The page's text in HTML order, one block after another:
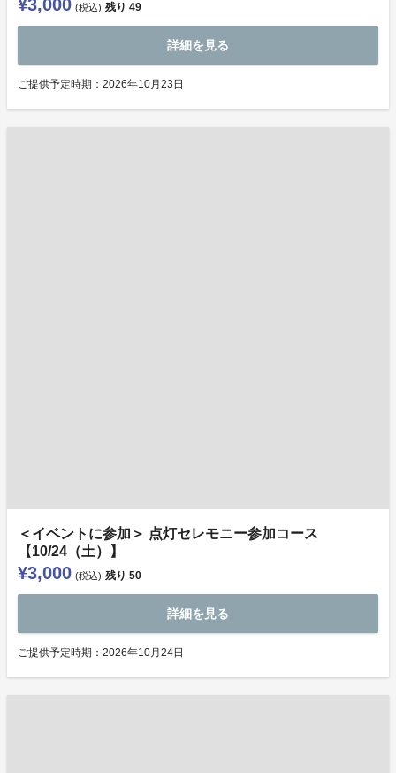
¥3,000 (税込) 残り 49
詳細を見る
ご提供予定時期：2026年10月23日
＜イベントに参加＞ 点灯セレモニー参加コース
【10/24（土）】
¥3,000 (税込) 残り 50
詳細を見る
ご提供予定時期：2026年10月24日